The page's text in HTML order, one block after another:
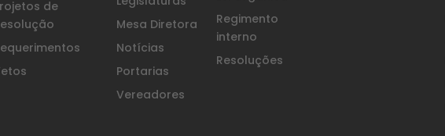
de
Mesa Diretora
Notícias
Portarias
Vereadores
Regimento
interno
Resoluções